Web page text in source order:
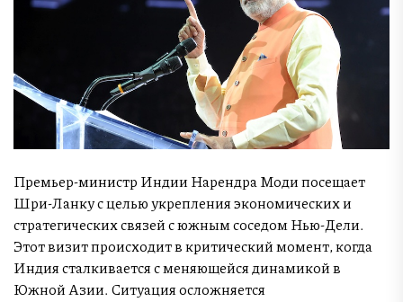
Премьер-министр Индии Нарендра Моди посещает
Шри-Ланку с целью укрепления экономических и
стратегических связей с южным соседом Нью-Дели.
Этот визит происходит в критический момент, когда
Индия сталкивается с меняющейся динамикой в
Южной Азии. Ситуация осложняется